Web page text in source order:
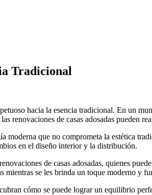
Tradicional
hacia la esencia tradicional. En un
renovaciones de casas adosadas pueden
moderna que no comprometa la estética
en el diseño interior y la distribución.
de casas adosadas, quienes
se les brinda un toque moderno y
cómo se puede lograr un equilibrio